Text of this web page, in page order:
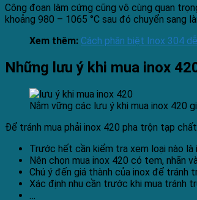
Công đoạn làm cứng cũng vô cùng quan
khoảng 980 – 1065 °C sau đó chuyển sang
Xem thêm: Cách phân biệt Inox 304
Những lưu ý khi mua inox
Nắm vững các lưu ý khi mua inox 420
Để tránh mua phải inox 420 pha trộn tạp
Trước hết cần kiểm tra xem loại nào
Nên chọn mua inox 420 có tem, nhãn
Chú ý đến giá thành của inox để tránh
Xác định nhu cần trước khi mua tránh